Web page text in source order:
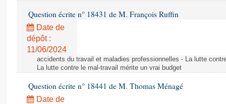
Question écrite n° 18431 de M. François Ruffin
Date de
dépôt :
11/06/2024
accidents du travail et maladies professionnelles - La lutte
La lutte contre le mal-travail mérite un vrai budget
Question écrite n° 18441 de M. Thomas Ménagé
Date de